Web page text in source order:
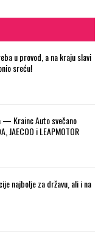
u provod, a na kraju slavi
sreću!
— Krainc Auto svečano
JAECOO i LEAPMOTOR
najbolje za državu, ali i na